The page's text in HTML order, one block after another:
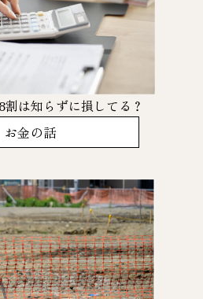
は知らずに損してる？
お金の話